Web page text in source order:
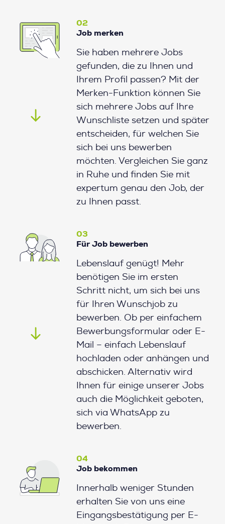
02
Job merken
Sie haben mehrere Jobs
gefunden, die zu Ihnen und
Ihrem Profil passen? Mit der
Merken-Funktion können Sie
sich mehrere Jobs auf Ihre
Wunschliste setzen und später
entscheiden, für welchen Sie
sich bei uns bewerben
möchten. Vergleichen Sie ganz
in Ruhe und finden Sie mit
expertum genau den Job, der
zu Ihnen passt.
03
Für Job bewerben
Lebenslauf genügt! Mehr
benötigen Sie im ersten
Schritt nicht, um sich bei uns
für Ihren Wunschjob zu
bewerben. Ob per einfachem
Bewerbungsformular oder E-
Mail – einfach Lebenslauf
hochladen oder anhängen und
abschicken. Alternativ wird
Ihnen für einige unserer Jobs
auch die Möglichkeit geboten,
sich via WhatsApp zu
bewerben.
04
Job bekommen
Innerhalb weniger Stunden
erhalten Sie von uns eine
Eingangsbestätigung per E-